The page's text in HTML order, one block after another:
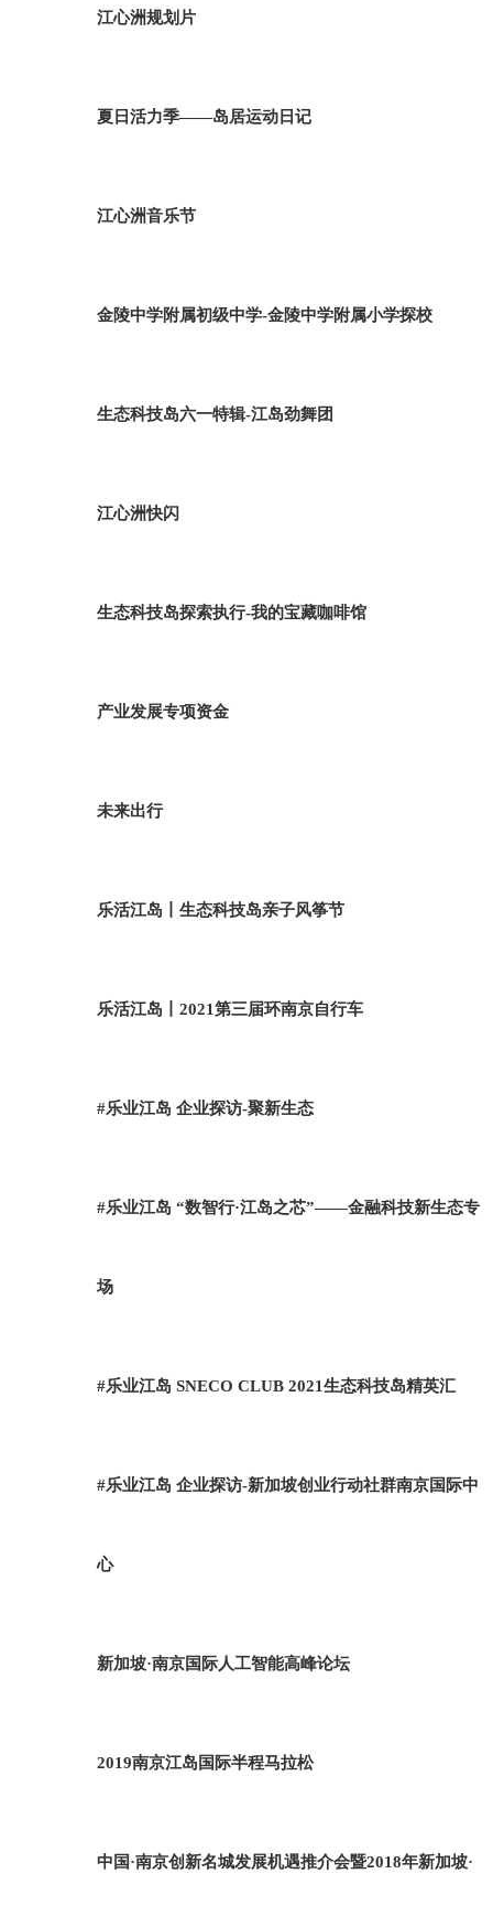
江心洲规划片
夏日活力季——岛居运动日记
江心洲音乐节
金陵中学附属初级中学-金陵中学附属小学探校
生态科技岛六一特辑-江岛劲舞团
江心洲快闪
生态科技岛探索执行-我的宝藏咖啡馆
产业发展专项资金
未来出行
乐活江岛丨生态科技岛亲子风筝节
乐活江岛丨2021第三届环南京自行车
#乐业江岛 企业探访-聚新生态
#乐业江岛 “数智行·江岛之芯”——金融科技新生态专
场
#乐业江岛 SNECO CLUB 2021生态科技岛精英汇
#乐业江岛 企业探访-新加坡创业行动社群南京国际中
心
新加坡·南京国际人工智能高峰论坛
2019南京江岛国际半程马拉松
中国·南京创新名城发展机遇推介会暨2018年新加坡·